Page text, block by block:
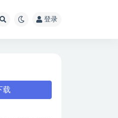
登录
载